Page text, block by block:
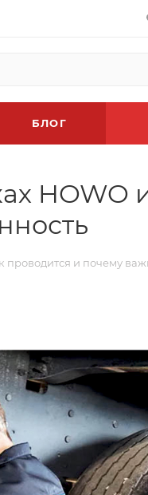
БЛОГ
HOWO
проводится и почему